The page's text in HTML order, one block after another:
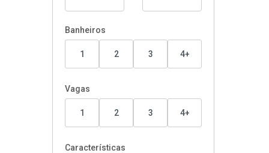
Banheiros
1 2 3 4+
Vagas
1 2 3 4+
Características